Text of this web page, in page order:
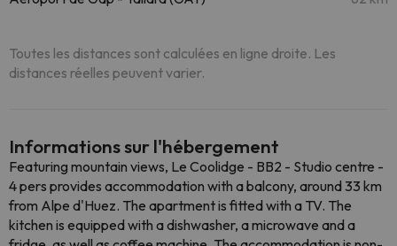
Toutes les distances sont calculées en ligne droite. Les
distances réelles peuvent varier.
Informations sur l'hébergement
Featuring mountain views, Le Coolidge - BB2 - Studio centre -
4 pers provides accommodation with a balcony, around 33 km
from Alpe d'Huez. The apartment is fitted with a TV. The
kitchen is equipped with a dishwasher, a microwave and a